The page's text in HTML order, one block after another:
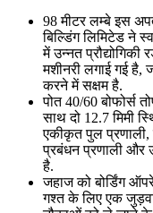
98 मीटर लम्बे इस
बिल्डिंग लिमिटेड ने
में उन्नत
मशीनरी लगाई गई है,
करने में सक्षम है.
पोत 40/60 बोफोर्स
साथ दो 12.7 मिमी
एकीकृत पुल प्रणाली,
प्रबंधन प्रणाली और
है.
जहाज को बोर्डिंग
गश्त के लिए एक